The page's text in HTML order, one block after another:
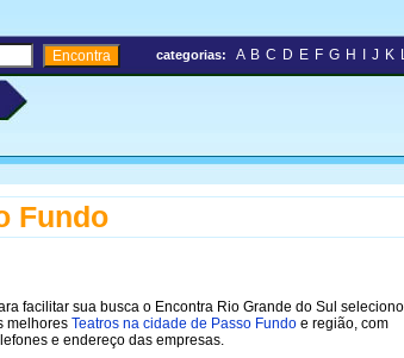
categorias: A B C D E F G H J K
Fundo
facilitar sua busca o Encontra Rio Grande do Sul
melhores Teatros na cidade de Passo Fundo e região, com
e endereço das empresas.